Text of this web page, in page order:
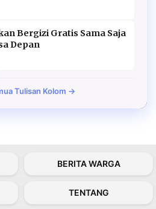
Bergizi Gratis Sama Saja
Depan
Tulisan Kolom →
BERITA WARGA
TENTANG